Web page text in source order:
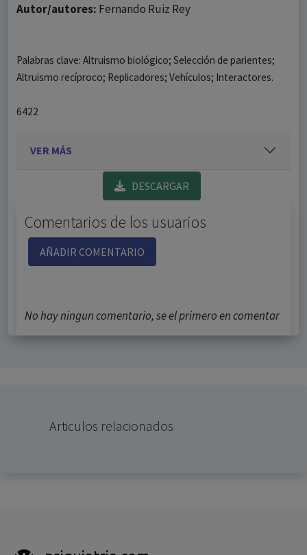
Autor/autores: Fernando Ruiz Rey
Palabras clave: Altruismo biológico; Selección de parientes;
Altruismo recíproco; Replicadores; Vehículos; Interactores.
6422
VER MÁS
DESCARGAR
Comentarios de los usuarios
AÑADIR COMENTARIO
No hay ningun comentario, se el primero en comentar
Articulos relacionados